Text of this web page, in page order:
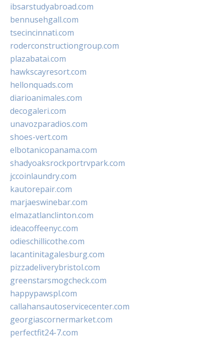
ibsarstudyabroad.com
bennusehgall.com
tsecincinnati.com
roderconstructiongroup.com
plazabatai.com
hawkscayresort.com
hellonquads.com
diarioanimales.com
decogaleri.com
unavozparadios.com
shoes-vert.com
elbotanicopanama.com
shadyoaksrockportrvpark.com
jccoinlaundry.com
kautorepair.com
marjaeswinebar.com
elmazatlanclinton.com
ideacoffeenyc.com
odieschillicothe.com
lacantinitagalesburg.com
pizzadeliverybristol.com
greenstarsmogcheck.com
happypawspl.com
callahansautoservicecenter.com
georgiascornermarket.com
perfectfit24-7.com